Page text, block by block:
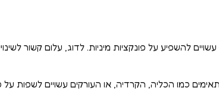
להשפיע על פונקציות מיניות. לדוג, עלום קשור
כמו הכליה, הקרדיה, או העורקים עשויים לשפות על